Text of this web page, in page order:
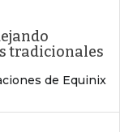
tradicionales
de Equinix